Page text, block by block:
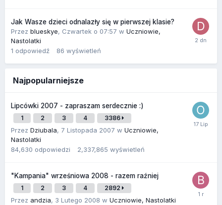
Jak Wasze dzieci odnalazły się w pierwszej klasie?
Przez blueskye, Czwartek o 07:57 w Uczniowie,
Nastolatki
1 odpowiedź 86 wyświetleń
Najpopularniejsze
Lipcówki 2007 - zapraszam serdecznie :)
1 2 3 4 3386
Przez Dziubala, 7 Listopada 2007 w Uczniowie,
Nastolatki
84,630 odpowiedzi 2,337,865 wyświetleń
"Kampania" wrześniowa 2008 - razem raźniej
1 2 3 4 2892
Przez andzia, 3 Lutego 2008 w Uczniowie, Nastolatki